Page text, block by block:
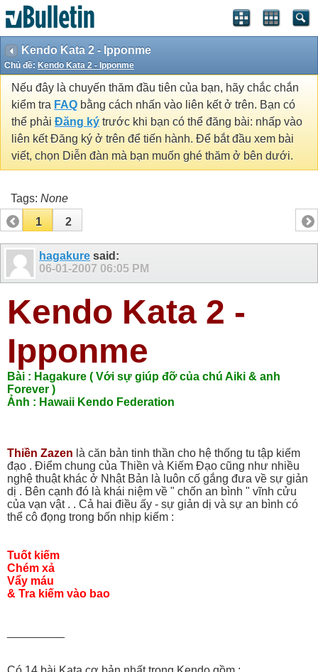
Kendo Kata 2 - Ipponme
Chủ đề: Kendo Kata 2 - Ipponme
Nếu đây là chuyến thăm đầu tiên của bạn, hãy chắc chắn
kiểm tra FAQ bằng cách nhấn vào liên kết ở trên. Bạn có
thể phải Đăng ký trước khi bạn có thể đăng bài: nhấp vào
liên kết Đăng ký ở trên để tiến hành. Để bắt đầu xem bài
viết, chọn Diễn đàn mà bạn muốn ghé thăm ở bên dưới.
Tags: None
1
2
hagakure said:
06-01-2007 06:05 PM
Kendo Kata 2 -
Ipponme
Bài : Hagakure ( Với sự giúp đỡ của chú Aiki & anh
Forever )
Ảnh : Hawaii Kendo Federation
Thiền Zazen là căn bản tinh thần cho hệ thống tu tập kiếm
đạo . Điểm chung của Thiền và Kiếm Đạo cũng như nhiều
nghệ thuật khác ở Nhật Bản là luôn cố gắng đưa về sự giản
dị . Bên cạnh đó là khái niệm về " chốn an bình " vĩnh cửu
của vạn vật . . Cả hai điều ấy - sự giản dị và sự an bình có
thể cô đọng trong bốn nhịp kiếm :
Tuốt kiếm
Chém xả
Vẩy máu
& Tra kiếm vào bao